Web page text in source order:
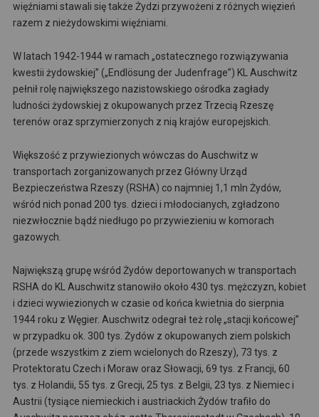
więźniami stawali się także Żydzi przywożeni z różnych więzień
razem z nieżydowskimi więźniami.
W latach 1942-1944 w ramach „ostatecznego rozwiązywania
kwestii żydowskiej” („Endlösung der Judenfrage”) KL Auschwitz
pełnił rolę największego nazistowskiego ośrodka zagłady
ludności żydowskiej z okupowanych przez Trzecią Rzeszę
terenów oraz sprzymierzonych z nią krajów europejskich.
Większość z przywiezionych wówczas do Auschwitz w
transportach zorganizowanych przez Główny Urząd
Bezpieczeństwa Rzeszy (RSHA) co najmniej 1,1 mln Żydów,
wśród nich ponad 200 tys. dzieci i młodocianych, zgładzono
niezwłocznie bądź niedługo po przywiezieniu w komorach
gazowych.
Największą grupę wśród Żydów deportowanych w transportach
RSHA do KL Auschwitz stanowiło około 430 tys. mężczyzn, kobiet
i dzieci wywiezionych w czasie od końca kwietnia do sierpnia
1944 roku z Węgier. Auschwitz odegrał też rolę „stacji końcowej”
w przypadku ok. 300 tys. Żydów z okupowanych ziem polskich
(przede wszystkim z ziem wcielonych do Rzeszy), 73 tys. z
Protektoratu Czech i Moraw oraz Słowacji, 69 tys. z Francji, 60
tys. z Holandii, 55 tys. z Grecji, 25 tys. z Belgii, 23 tys. z Niemiec i
Austrii (tysiące niemieckich i austriackich Żydów trafiło do